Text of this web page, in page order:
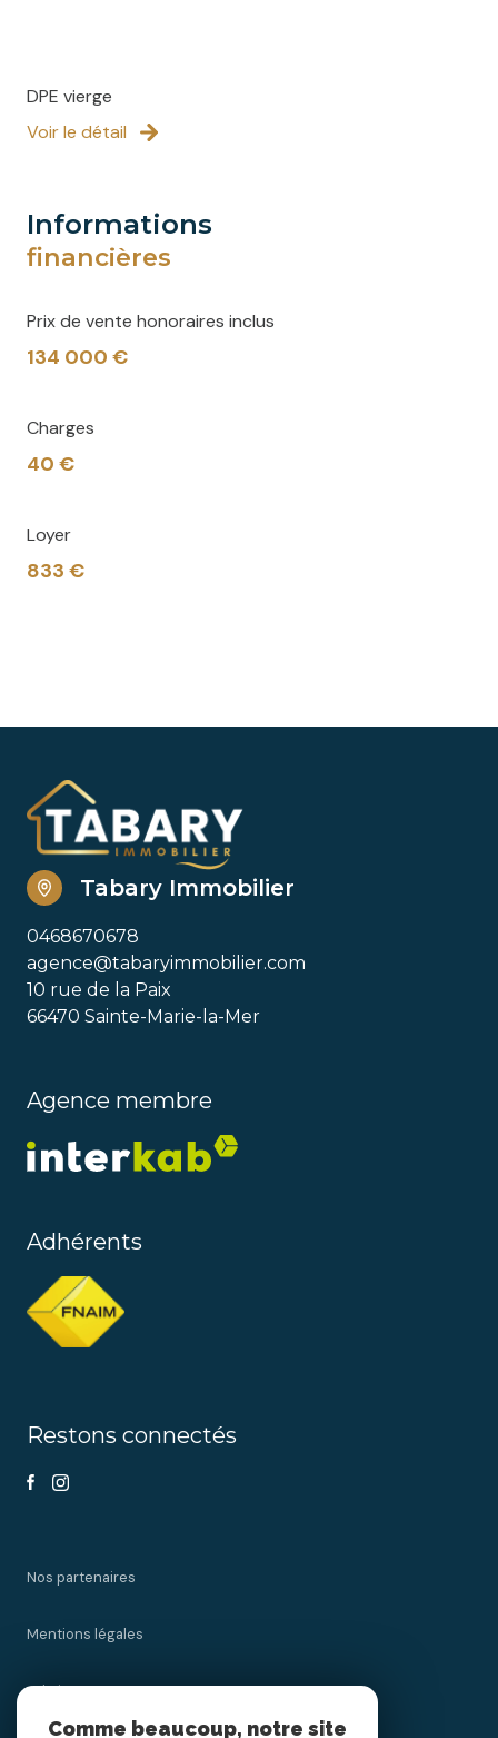
DPE vierge
Voir le détail
informations
financières
Prix de vente honoraires inclus
134 000 €
Charges
40 €
Loyer
833 €
Tabary Immobilier
0468670678
agence@tabaryimmobilier.com
10 rue de la Paix
66470 Sainte-Marie-la-Mer
Agence membre
Adhérents
Restons connectés
Nos partenaires
Mentions légales
Admin
Comme beaucoup, notre site